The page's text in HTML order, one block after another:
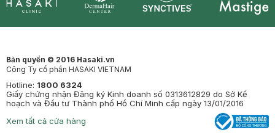
Bản quyền © 2016 Hasaki.vn
Công Ty cổ phần HASAKI VIETNAM
Hotline: 1800 6324
Giấy chứng nhận Đăng ký Kinh doanh số 0313612829 do Sở Kế
hoạch và Đầu tư Thành phố Hồ Chí Minh cấp ngày 13/01/2016
Xem tất cả cửa hàng